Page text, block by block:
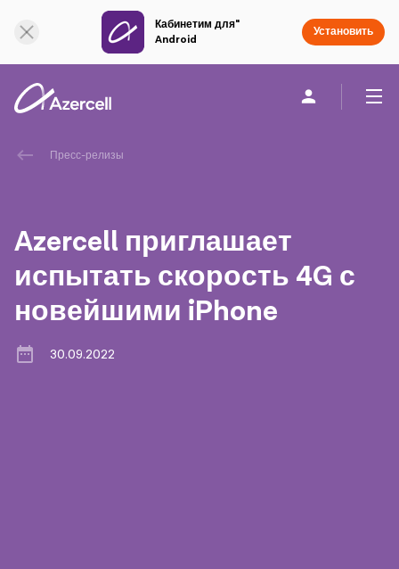
Кабинетим для"
Android
Установить
Частным клиентам
Социальная Ответственность
Устойчивое развитие
Карьера
Пресс-релизы
Azercell приглашает
испытать скорость 4G с
новейшими iPhone
30.09.2022
Онлайн поддержка